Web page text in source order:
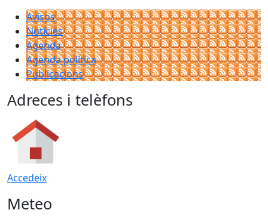
Avisos
Notícies
Agenda
Agenda política
Publicacions
Adreces i telèfons
Accedeix
Meteo